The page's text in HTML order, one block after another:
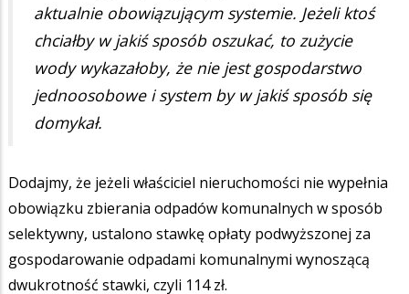
aktualnie obowiązującym systemie. Jeżeli ktoś
chciałby w jakiś sposób oszukać, to zużycie
wody wykazałoby, że nie jest gospodarstwo
jednoosobowe i system by w jakiś sposób się
domykał.
Dodajmy, że jeżeli właściciel nieruchomości nie wypełnia
obowiązku zbierania odpadów komunalnych w sposób
selektywny, ustalono stawkę opłaty podwyższonej za
gospodarowanie odpadami komunalnymi wynoszącą
dwukrotność stawki, czyli 114 zł.